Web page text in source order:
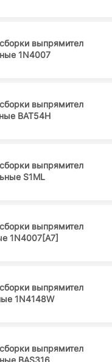
выпрямител
1N4007
выпрямител
BAT54H
выпрямител
ьные S1ML
выпрямител
1N4007[A7]
выпрямител
1N4148W
выпрямител